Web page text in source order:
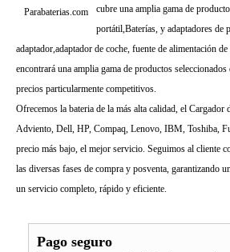
Parabaterias.com
cubre una amplia gama de
portátil,Baterías, y adaptadores de
adaptador,adaptador de coche, fuente de alimentación
encontrará una amplia gama de productos seleccionados
precios particularmente competitivos.
Ofrecemos la bateria de la más alta calidad, el
Adviento, Dell, HP, Compaq, Lenovo, IBM, Toshiba,
precio más bajo, el mejor servicio. Seguimos al cliente
las diversas fases de compra y posventa, garantizando
un servicio completo, rápido y eficiente.
Pago seguro